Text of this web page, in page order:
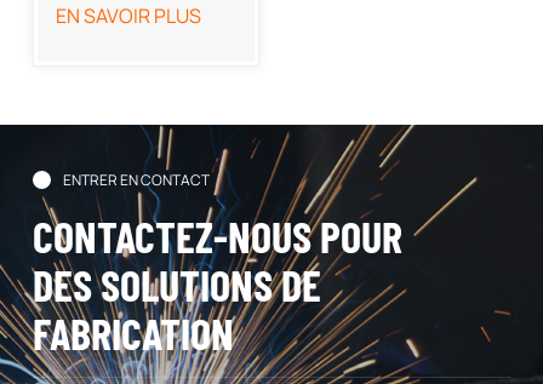
EN SAVOIR PLUS
ENTRER EN CONTACT
CONTACTEZ-NOUS POUR
DES SOLUTIONS DE
FABRICATION